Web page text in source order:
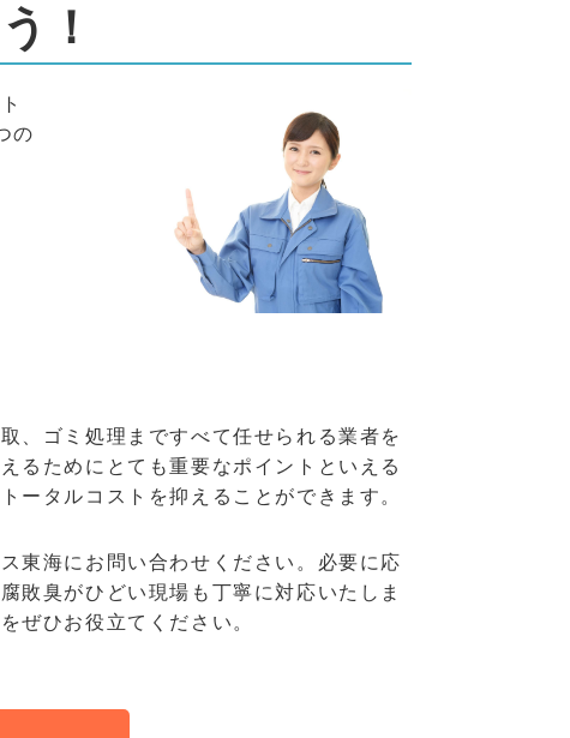
！
の
、ゴミ処理まですべて任せられる業者を
るためにとても重要なポイントといえる
ータルコストを抑えることができます。
東海にお問い合わせください。必要に応
敗臭がひどい現場も丁寧に対応いたしま
ぜひお役立てください。